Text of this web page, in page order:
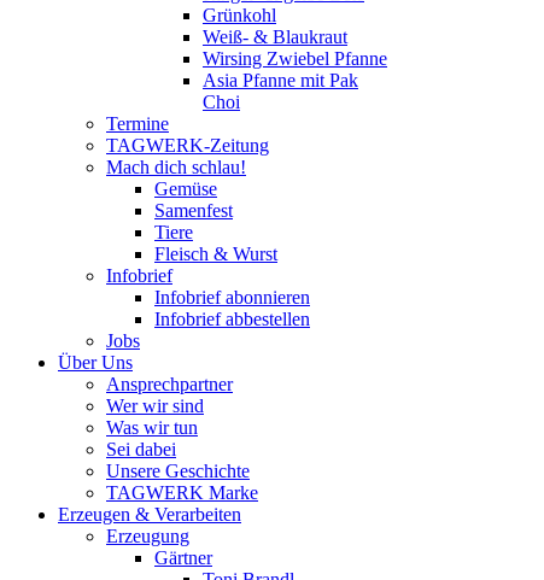
Grünkohl
Weiß- & Blaukraut
Wirsing Zwiebel Pfanne
Asia Pfanne mit Pak
Choi
Termine
TAGWERK-Zeitung
Mach dich schlau!
Gemüse
Samenfest
Tiere
Fleisch & Wurst
Infobrief
Infobrief abonnieren
Infobrief abbestellen
Jobs
Über Uns
Ansprechpartner
Wer wir sind
Was wir tun
Sei dabei
Unsere Geschichte
TAGWERK Marke
Erzeugen & Verarbeiten
Erzeugung
Gärtner